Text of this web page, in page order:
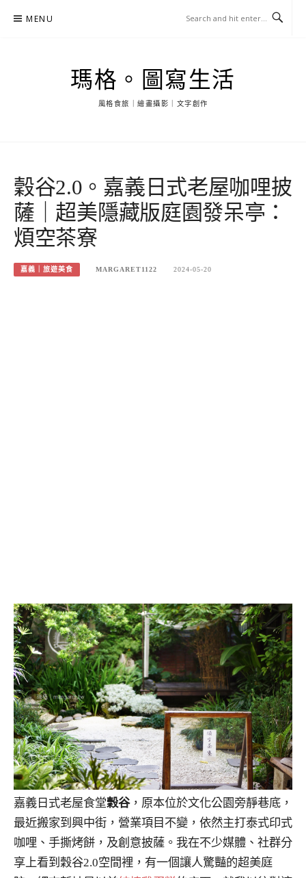
MENU
瑪格。圖寫生活
風格食旅｜繪畫攝影｜文字創作
穀谷2.0。嘉義日式老屋咖哩披
薩｜超美隱藏版庭園發呆亭：
煩空茶寮
嘉義｜旅遊美食 MARGARET1122 2024-05-20
嘉義日式老屋食堂穀谷，原本位於文化公園旁靜巷底，
最近搬家到興中街，營業項目不變，依然主打泰式印式
咖哩、手撕烤餅，及創意披薩。我在不少媒體、社群分
享上看到穀谷2.0空間裡，有一個讓人驚豔的超美庭